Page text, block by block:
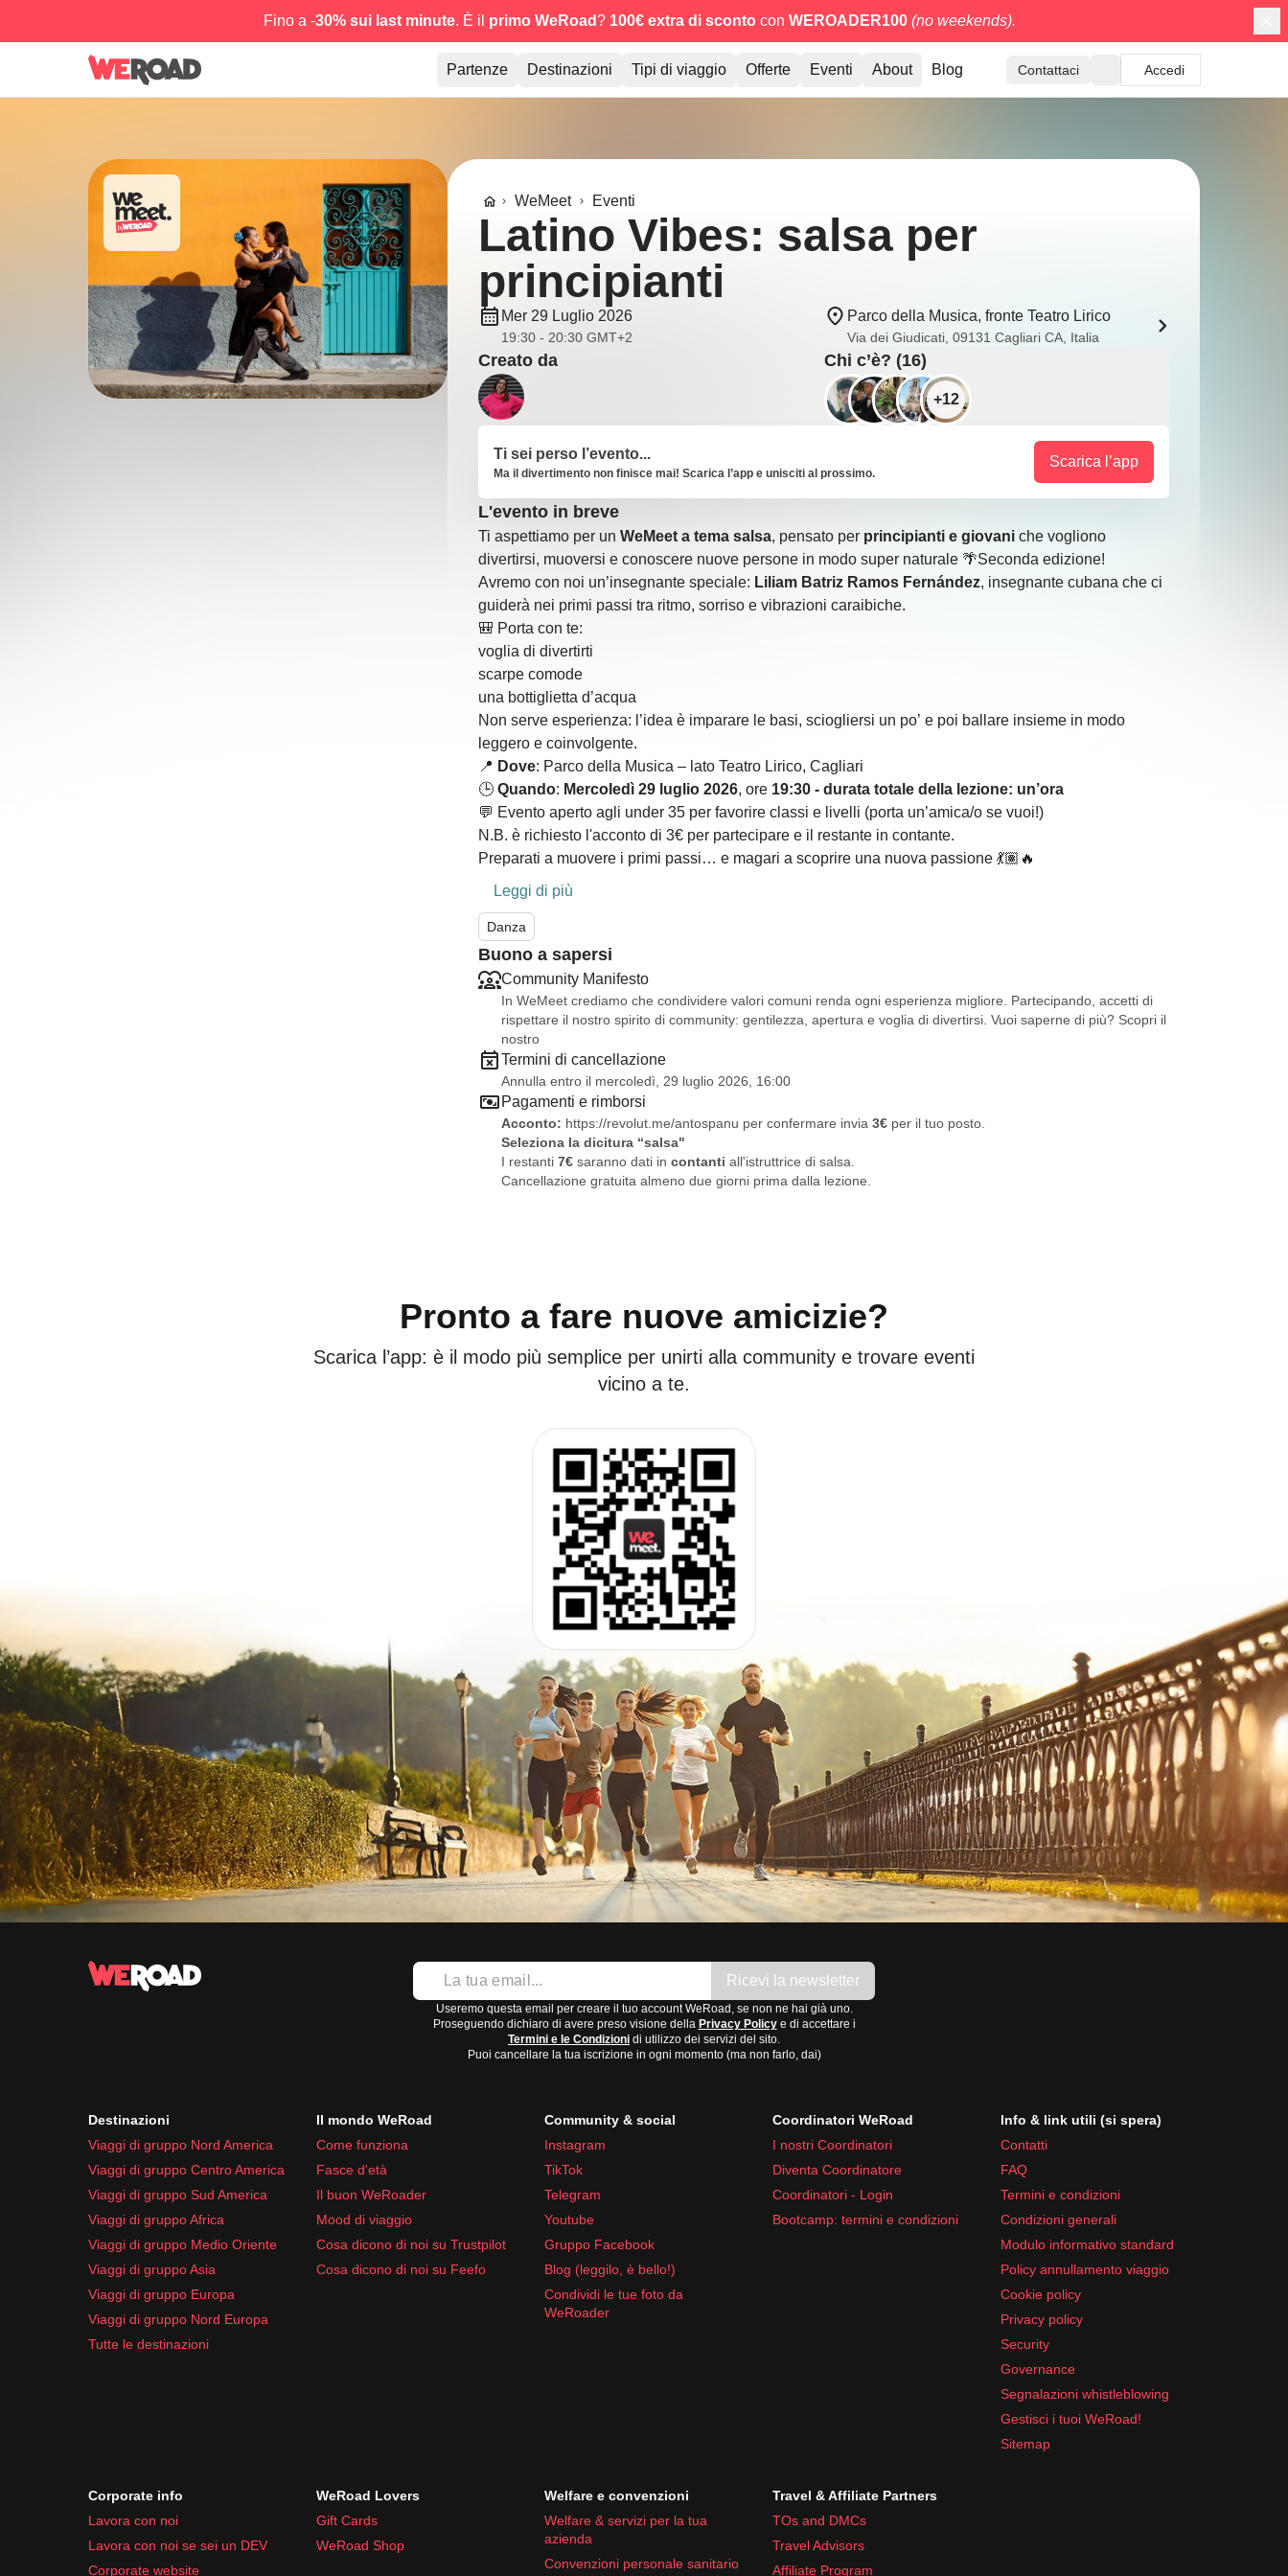
Fino a -30% sui last minute. È il primo WeRoad? 100€ extra di scontocon WEROADER100 (no weekends).
Partenze Destinazioni Tipi di viaggio Offerte Eventi About Blog Contattaci Accedi
WeMeet Eventi
Latino Vibes: salsa per
principianti
Mer 29 Luglio 2026
19:30 - 20:30 GMT+2
Parco della Musica, fronte Teatro Lirico
Via dei Giudicati, 09131 Cagliari CA, Italia
Creato da Chi c’è? (16)
+12
Ti sei perso l’evento...
Ma il divertimento non finisce mai! Scarica l’app e unisciti al prossimo.
Scarica l’app
L'evento in breve
Ti aspettiamo per un WeMeet a tema salsa, pensato per principianti e giovani che vogliono
divertirsi, muoversi e conoscere nuove persone in modo super naturale 🌴Seconda edizione!
Avremo con noi un’insegnante speciale: Liliam Batriz Ramos Fernández, insegnante cubana che ci
guiderà nei primi passi tra ritmo, sorriso e vibrazioni caraibiche.
🎒 Porta con te:
voglia di divertirti
scarpe comode
una bottiglietta d’acqua
Non serve esperienza: l’idea è imparare le basi, sciogliersi un po’ e poi ballare insieme in modo
leggero e coinvolgente.
📍 Dove: Parco della Musica – lato Teatro Lirico, Cagliari
🕒 Quando: Mercoledì 29 luglio 2026, ore 19:30 - durata totale della lezione: un’ora
💬 Evento aperto agli under 35 per favorire classi e livelli (porta un’amica/o se vuoi!)
N.B. è richiesto l'acconto di 3€ per partecipare e il restante in contante.
Preparati a muovere i primi passi… e magari a scoprire una nuova passione 💃🏽🔥
Leggi di più
Danza
Buono a sapersi
Community Manifesto
In WeMeet crediamo che condividere valori comuni renda ogni esperienza migliore. Partecipando, accetti di
rispettare il nostro spirito di community: gentilezza, apertura e voglia di divertirsi. Vuoi saperne di più? Scopri il
nostro
Termini di cancellazione
Annulla entro il mercoledì, 29 luglio 2026, 16:00
Pagamenti e rimborsi
Acconto: https://revolut.me/antospanu per confermare invia 3€ per il tuo posto.
Seleziona la dicitura “salsa"
I restanti 7€ saranno dati in contanti all'istruttrice di salsa.
Cancellazione gratuita almeno due giorni prima dalla lezione.
Pronto a fare nuove amicizie?
Scarica l’app: è il modo più semplice per unirti alla community e trovare eventi
vicino a te.
Ricevi la newsletter
Useremo questa email per creare il tuo account WeRoad, se non ne hai già uno.
Proseguendo dichiaro di avere preso visione della Privacy Policye di accettare i
Termini e le Condizioni di utilizzo dei servizi del sito.
Puoi cancellare la tua iscrizione in ogni momento (ma non farlo, dai)
Destinazioni
Viaggi di gruppo Nord America
Viaggi di gruppo Centro America
Viaggi di gruppo Sud America
Viaggi di gruppo Africa
Viaggi di gruppo Medio Oriente
Viaggi di gruppo Asia
Viaggi di gruppo Europa
Viaggi di gruppo Nord Europa
Tutte le destinazioni
Il mondo WeRoad
Come funziona
Fasce d'età
Il buon WeRoader
Mood di viaggio
Cosa dicono di noi su Trustpilot
Cosa dicono di noi su Feefo
Community & social
Instagram
TikTok
Telegram
Youtube
Gruppo Facebook
Blog (leggilo, è bello!)
Condividi le tue foto da
WeRoader
Coordinatori WeRoad
I nostri Coordinatori
Diventa Coordinatore
Coordinatori - Login
Bootcamp: termini e condizioni
Info & link utili (si spera)
Contatti
FAQ
Termini e condizioni
Condizioni generali
Modulo informativo standard
Policy annullamento viaggio
Cookie policy
Privacy policy
Security
Governance
Segnalazioni whistleblowing
Gestisci i tuoi WeRoad!
Sitemap
Corporate info
Lavora con noi
Lavora con noi se sei un DEV
Corporate website
WeRoad Lovers
Gift Cards
WeRoad Shop
Welfare e convenzioni
Welfare & servizi per la tua
azienda
Convenzioni personale sanitario
Travel & Affiliate Partners
TOs and DMCs
Travel Advisors
Affiliate Program